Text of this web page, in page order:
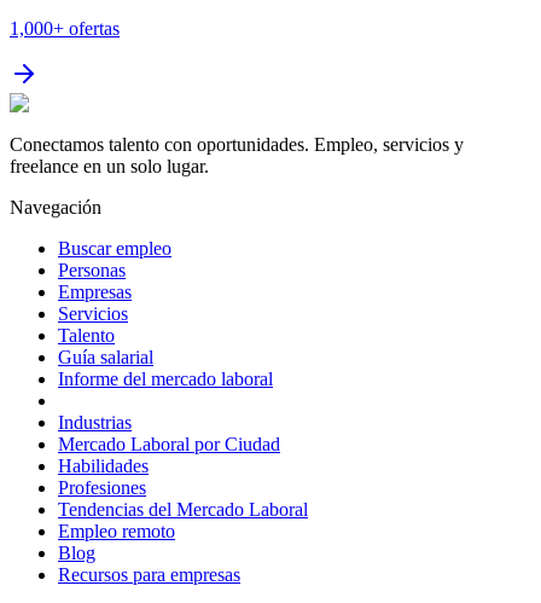
1,000+ ofertas
Conectamos talento con oportunidades. Empleo, servicios y
freelance en un solo lugar.
Navegación
Buscar empleo
Personas
Empresas
Servicios
Talento
Guía salarial
Informe del mercado laboral
Industrias
Mercado Laboral por Ciudad
Habilidades
Profesiones
Tendencias del Mercado Laboral
Empleo remoto
Blog
Recursos para empresas